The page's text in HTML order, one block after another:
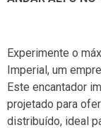
Experimente o
Imperial, um
Este encantador
projetado para
distribuído, ideal